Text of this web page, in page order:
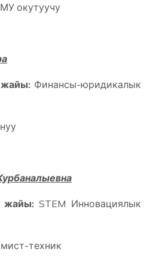
окутуучу
жайы: Финансы-юридикалык
жайы: STEM Инновациялык
техник